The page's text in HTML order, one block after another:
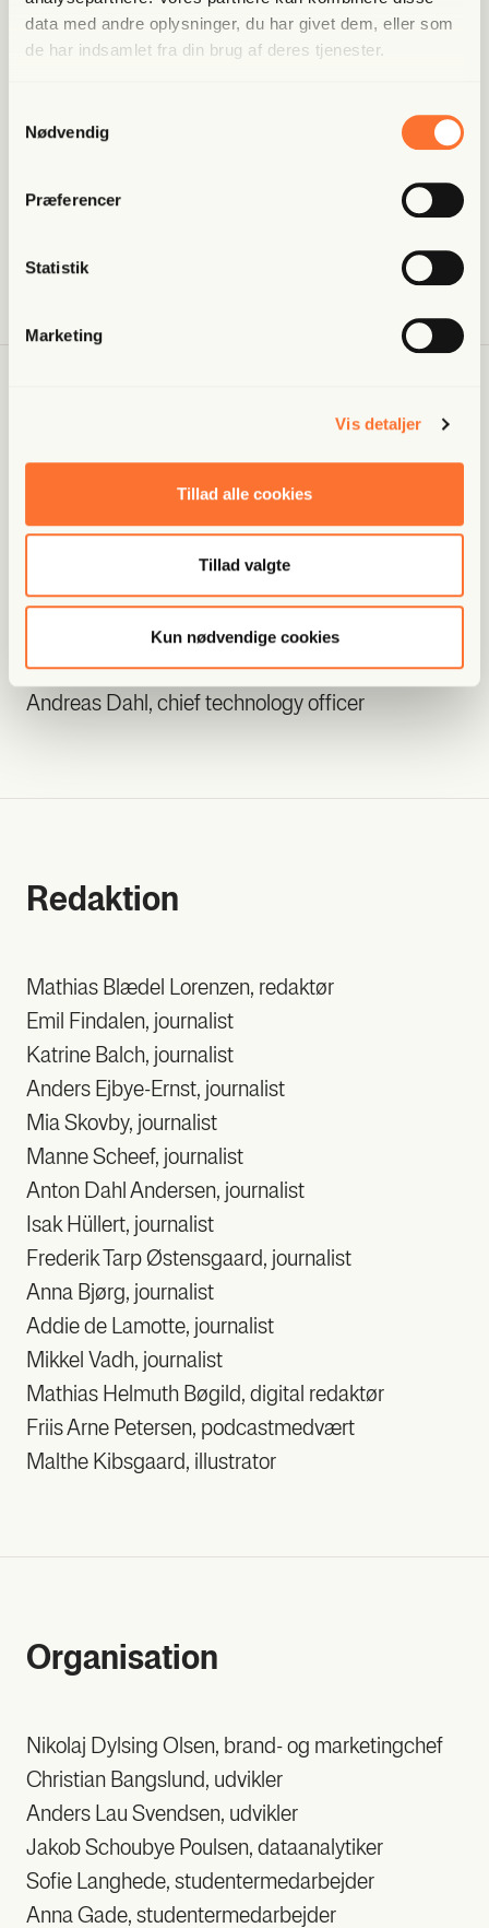
data med andre oplysninger, du har givet dem, eller som
de har indsamlet fra din brug af deres tjenester.
Nødvendig
Præferencer
Statistik
Marketing
Vis detaljer
Tillad alle cookies
Tillad valgte
Kun nødvendige cookies
Besty­rel­se
Bjørn Høi Jen­sen, for­mand
Mads Brüg­ger, adm. direk­tør og ansv. che­fre­dak­
Peter Dorn-Ras­mus­sen, kom­merci­el direk­tør
Flem­m­ing Rose, che­fre­dak­tør
Andreas Munk, redak­tions­chef
Andreas Dahl, chief tech­no­lo­gy offi­cer
Redak­tion
Mat­hi­as Blæ­del Loren­zen, redak­tør
Emil Fin­da­len, jour­na­list
Katri­ne Balch, jour­na­list
Anders Ejbye-Ernst, jour­na­list
Mia Sko­v­by, jour­na­list
Man­ne Sche­ef, jour­na­list
Anton Dahl Ander­sen, jour­na­list
Isak Hül­lert, jour­na­list
Fre­de­rik Tarp Østens­gaard, jour­na­list
Anna Bjørg, jour­na­list
Addie de Lamot­te, jour­na­list
Mik­kel Vadh, jour­na­list
Mat­hi­as Hel­muth Bøgild, digi­tal redak­tør
Fri­is Arne Peter­sen, podcast­med­vært
Malt­he Kibs­gaard, illu­stra­tor
Orga­ni­sa­tion
Niko­laj Dyls­ing Olsen, brand- og mar­ke­ting­chef
Chri­sti­an Bang­slund, udvik­ler
Anders Lau Svend­sen, udvik­ler
Jakob Schou­bye Poul­sen, data­a­na­ly­ti­ker
Sofie Lang­he­de, stu­den­ter­me­d­ar­bej­der
Anna Gade, stu­den­ter­me­d­ar­bej­der